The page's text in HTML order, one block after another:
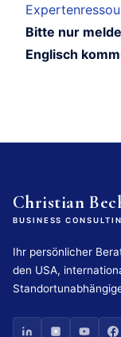
Bitte nur
Englisch
Christian
BUSINESS
Ihr persönlicher
den USA,